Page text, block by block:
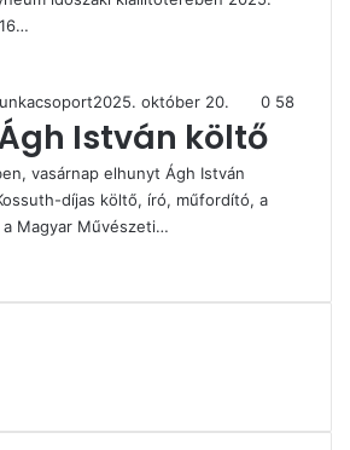
2025. október 20. 0 58
István költő
vasárnap elhunyt Ágh István
díjas költő, író, műfordító, a
Magyar Művészeti…